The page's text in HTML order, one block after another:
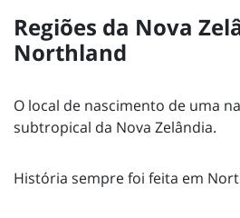
Regiões da Nova
Northland
O local de nascimento de uma
subtropical da Nova Zelândia.
História sempre foi feita em